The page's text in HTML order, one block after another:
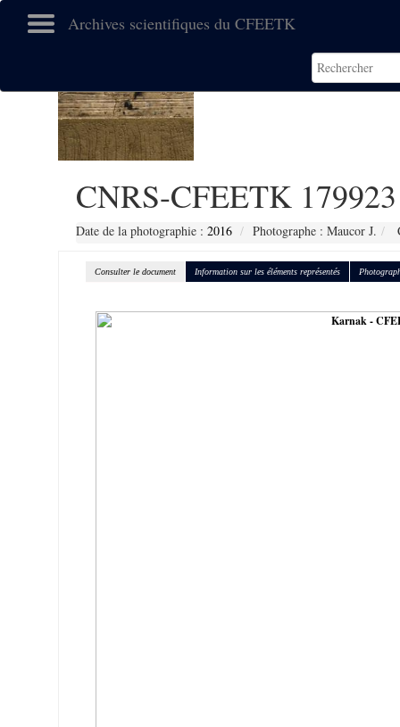
Archives scientifiques du CFEETK
CNRS-CFEETK 179923
Date de la photographie : 2016 Photographe : Maucor J.
Consulter le document Information sur les éléments représentés